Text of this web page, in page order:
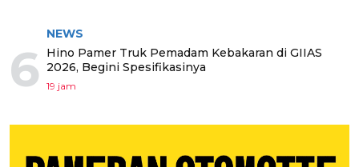
6
NEWS
Hino Pamer Truk Pemadam Kebakaran di GIIAS
2026, Begini Spesifikasinya
19 jam